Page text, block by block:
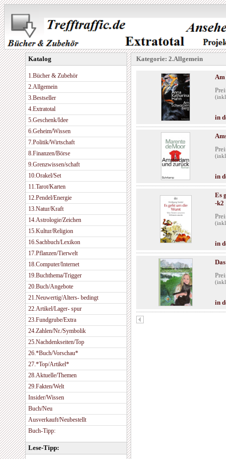
Katalog
1.Bücher & Zubehör
2.Allgemein
3.Bestseller
4.Extratotal
5.Geschenk/Idee
6.Geheim/Wissen
7.Politik/Wirtschaft
8.Finanzen/Börse
9.Grenzwissen/schaft
10.Orakel/Set
11.Tarot/Karten
12.Pendel/Energie
13.Natur/Kraft
14.Astrologie/Zeichen
15.Kultur/Religion
16.Sachbuch/Lexikon
17.Pflanzen/Tierwelt
18.Computer/Internet
19.Buchthema/Trigger
20.Buch/Angebote
21.Neuwertig/Alters- bedingt
22.Artikel/Lager- spur
23.Fundgrube/Extra
24.Zahlen/Nr./Symbolik
25.Nachdenkseiten/Top
26.*Buch/Vorschau*
27.*Top/Artikel*
28.Aktuelle/Themen
29.Fakten/Welt
Insider/Wissen
Buch/Neu
Ausverkauft/Neubestellt
Buch-Tipp:
Lese-Tipp:
Kategorie: 2.Allgemein
Am
in
in
Es
-k2
in
in